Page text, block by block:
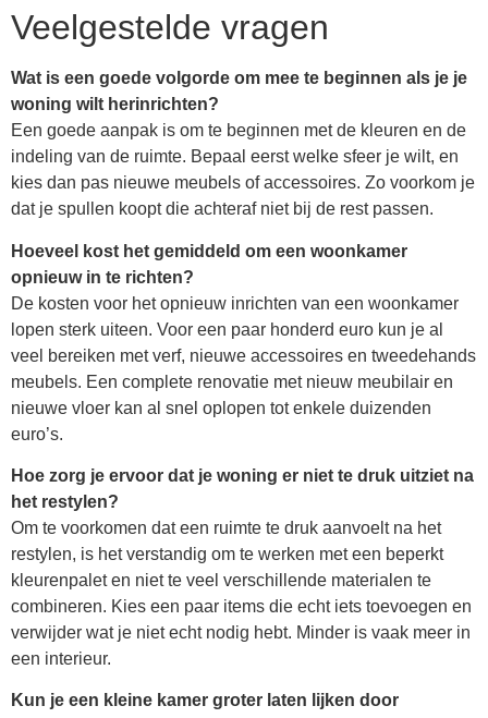
Veelgestelde vragen
Wat is een goede volgorde om mee te beginnen als je je
woning wilt herinrichten?
Een goede aanpak is om te beginnen met de kleuren en de
indeling van de ruimte. Bepaal eerst welke sfeer je wilt, en
kies dan pas nieuwe meubels of accessoires. Zo voorkom je
dat je spullen koopt die achteraf niet bij de rest passen.
Hoeveel kost het gemiddeld om een woonkamer
opnieuw in te richten?
De kosten voor het opnieuw inrichten van een woonkamer
lopen sterk uiteen. Voor een paar honderd euro kun je al
veel bereiken met verf, nieuwe accessoires en tweedehands
meubels. Een complete renovatie met nieuw meubilair en
nieuwe vloer kan al snel oplopen tot enkele duizenden
euro’s.
Hoe zorg je ervoor dat je woning er niet te druk uitziet na
het restylen?
Om te voorkomen dat een ruimte te druk aanvoelt na het
restylen, is het verstandig om te werken met een beperkt
kleurenpalet en niet te veel verschillende materialen te
combineren. Kies een paar items die echt iets toevoegen en
verwijder wat je niet echt nodig hebt. Minder is vaak meer in
een interieur.
Kun je een kleine kamer groter laten lijken door